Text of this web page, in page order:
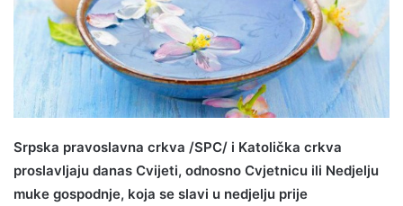
Srpska pravoslavna crkva /SPC/ i Katolička crkva
proslavljaju danas Cvijeti, odnosno Cvjetnicu ili Nedjelju
muke gospodnje, koja se slavi u nedjelju prije